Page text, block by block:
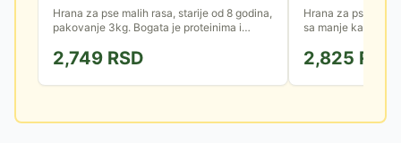
Hrana za pse malih rasa, starije od 8 godina,
pakovanje 3kg. Bogata je proteinima i
sastojke koji pospešuju...
2,749 RSD
Hrana za pse,
sa manje kalorija i
viškom kilograma...
2,825 RSD